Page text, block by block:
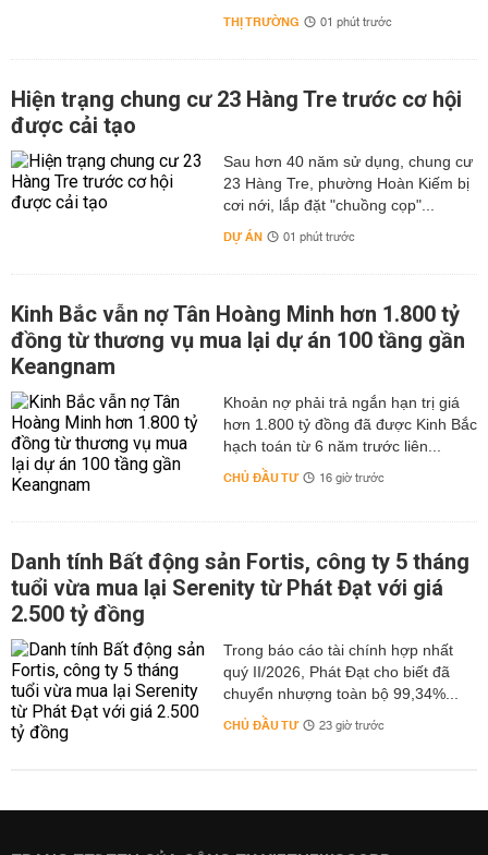
THỊ TRƯỜNG 01 phút trước
Hiện trạng chung cư 23 Hàng Tre trước cơ hội
được cải tạo
Sau hơn 40 năm sử dụng, chung cư
23 Hàng Tre, phường Hoàn Kiếm bị
cơi nới, lắp đặt "chuồng cọp"...
DỰ ÁN 01 phút trước
Kinh Bắc vẫn nợ Tân Hoàng Minh hơn 1.800 tỷ
đồng từ thương vụ mua lại dự án 100 tầng gần
Keangnam
hơn 1.800 tỷ đồng đã được Kinh Bắc
hạch toán từ 6 năm trước liên...
CHỦ ĐẦU TƯ 16 giờ trước
Danh tính Bất động sản Fortis, công ty 5 tháng
tuổi vừa mua lại Serenity từ Phát Đạt với giá
2.500 tỷ đồng
Trong báo cáo tài chính hợp nhất
quý II/2026, Phát Đạt cho biết đã
chuyển nhượng toàn bộ 99,34%...
CHỦ ĐẦU TƯ 23 giờ trước